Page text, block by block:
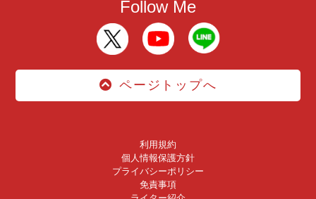
Follow Me
ページトップへ
利用規約
個人情報保護方針
プライバシーポリシー
免責事項